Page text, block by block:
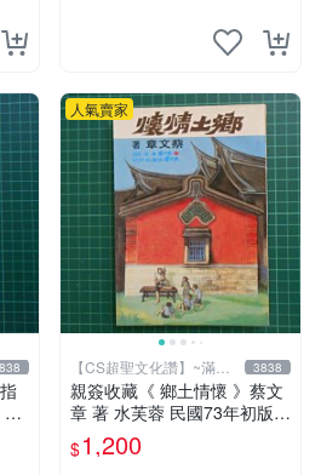
人氣賣家
【CS超聖文化讚】~滿千
元送運
3838
親簽收藏《 鄉土情懷 》蔡文
章 著 水芙蓉 民國73年初版
【 CS超聖文化2讚】
$1,200